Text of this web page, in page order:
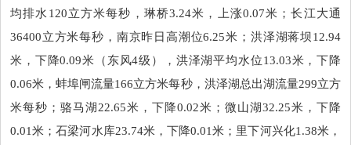
均排水120立方米每秒，琳桥3.24米，上涨0.07米；长江大通
36400立方米每秒，南京昨日高潮位6.25米；洪泽湖蒋坝12.94
米，下降0.09米（东风4级），洪泽湖平均水位13.03米，下降
0.06米，蚌埠闸流量166立方米每秒，洪泽湖总出湖流量299立方
米每秒；骆马湖22.65米，下降0.02米；微山湖32.25米，下降
0.01米；石梁河水库23.74米，下降0.01米；里下河兴化1.38米，